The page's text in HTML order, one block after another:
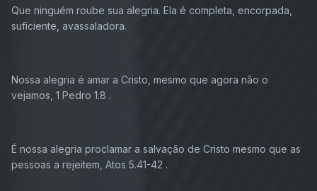
Que ninguém roube sua alegria. Ela é completa, encorpada,
suficiente, avassaladora.
Nossa alegria é amar a Cristo, mesmo que agora não o
vejamos, 1 Pedro 1.8 .
É nossa alegria proclamar a salvação de Cristo mesmo que as
pessoas a rejeitem, Atos 5.41-42 .